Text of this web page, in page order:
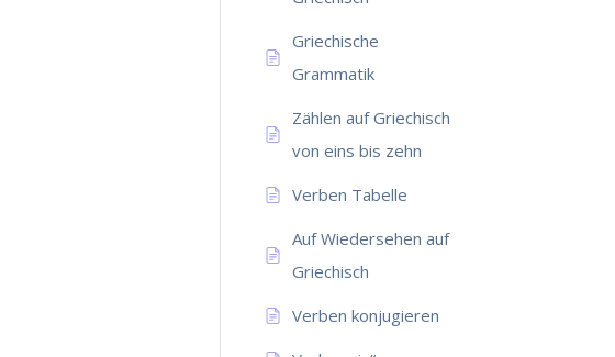
Griechische
Grammatik
Zählen auf Griechisch
von eins bis zehn
Verben Tabelle
Auf Wiedersehen auf
Griechisch
Verben konjugieren